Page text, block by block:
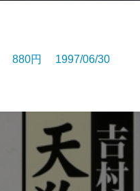
880円 1997/06/30